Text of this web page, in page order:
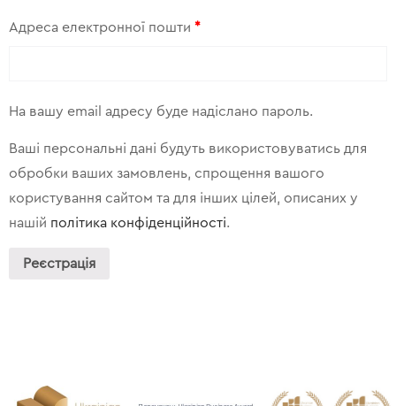
Адреса електронної пошти *
На вашу email адресу буде надіслано пароль.
Ваші персональні дані будуть використовуватись для
обробки ваших замовлень, спрощення вашого
користування сайтом та для інших цілей, описаних у
нашій політика конфіденційності.
Реєстрація